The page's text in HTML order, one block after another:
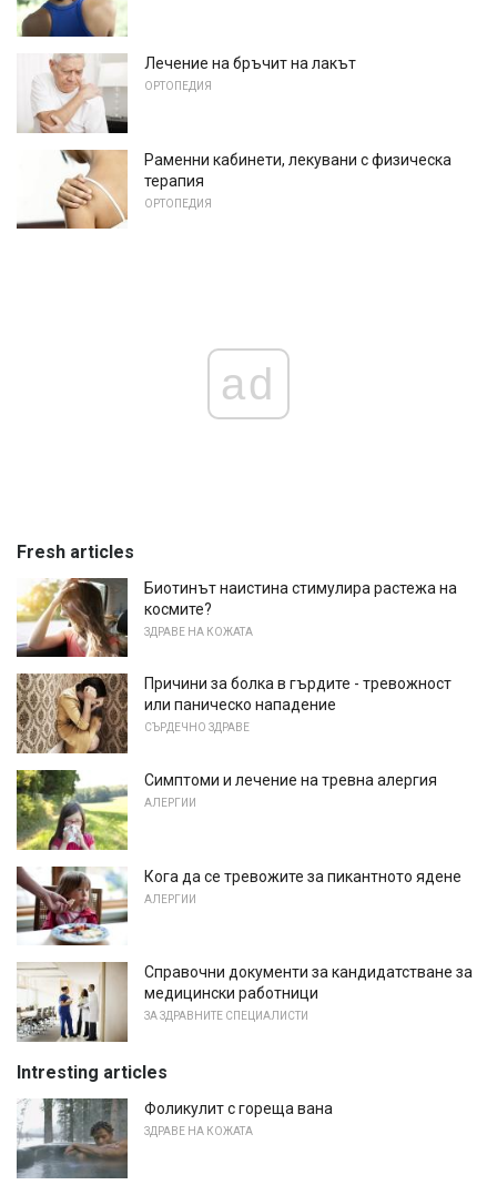
Лечение на бръчит на лакът
ОРТОПЕДИЯ
Раменни кабинети, лекувани с физическа
терапия
ОРТОПЕДИЯ
ad
Fresh articles
Биотинът наистина стимулира растежа на
космите?
ЗДРАВЕ НА КОЖАТА
Причини за болка в гърдите - тревожност
или паническо нападение
СЪРДЕЧНО ЗДРАВЕ
Симптоми и лечение на тревна алергия
АЛЕРГИИ
Кога да се тревожите за пикантното ядене
АЛЕРГИИ
Справочни документи за кандидатстване за
медицински работници
ЗА ЗДРАВНИТЕ СПЕЦИАЛИСТИ
Intresting articles
Фоликулит с гореща вана
ЗДРАВЕ НА КОЖАТА